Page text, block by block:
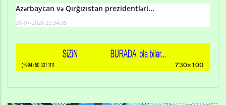
Azərbaycan və Qırğızıstan prezidentləri...
31-07-2026 23:34:05